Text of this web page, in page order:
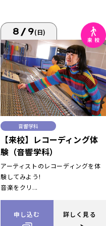
8/9(日)
音響学科
【来校】レコーディング体
験（音響学科）
アーティストのレコーディングを体
験してみよう!
音楽をクリ...
申し込む 詳しく見る